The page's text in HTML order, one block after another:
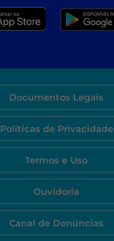
Documentos Legais
Políticas de Privacidade
Termos e Uso
Ouvidoria
Canal de Denúncias